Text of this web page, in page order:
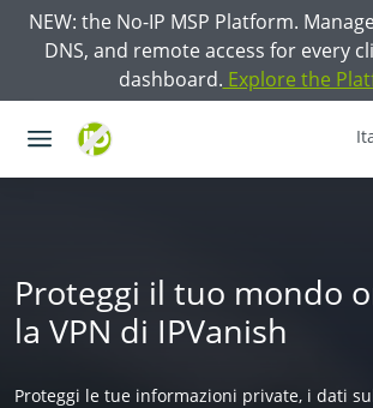
NEW: the No-IP MSP Platform.
DNS, and remote access for every
dashboard. Explore the
Proteggi il tuo mondo
la VPN di IPVanish
Proteggi le tue informazioni private, i dati